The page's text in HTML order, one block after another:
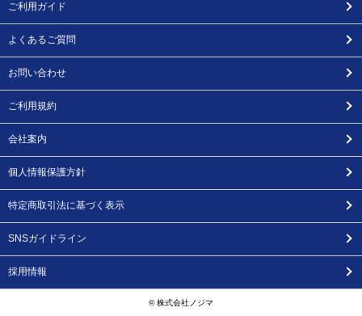
ご利用ガイド
よくあるご質問
お問い合わせ
ご利用規約
会社案内
個人情報保護方針
特定商取引法に基づく表示
SNSガイドライン
採用情報
© 株式会社ノジマ